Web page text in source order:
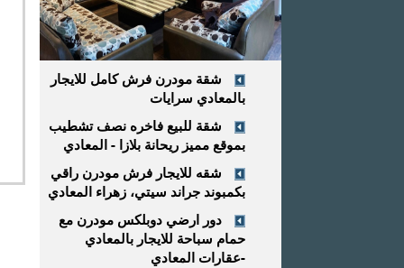
شقة مودرن فرش كامل للايجار
بالمعادي سرايات
شقة للبيع فاخره نصف تشطيب
بموقع مميز ريحانة بلازا - المعادي
شقه للايجار فرش مودرن راقي
بكمبوند جراند سيتي، زهراء المعادي
دور ارضي دوبلكس مودرن مع
حمام سباحة للايجار بالمعادي
-عقارات المعادي